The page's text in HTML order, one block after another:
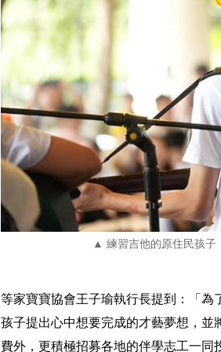
▲ 練習吉他的原住民孩子
等家寶寶協會王子瑜執行長提到：「
孩子提出心中想要完成的才藝夢想，
費外，更積極招募各地的伴學志工一